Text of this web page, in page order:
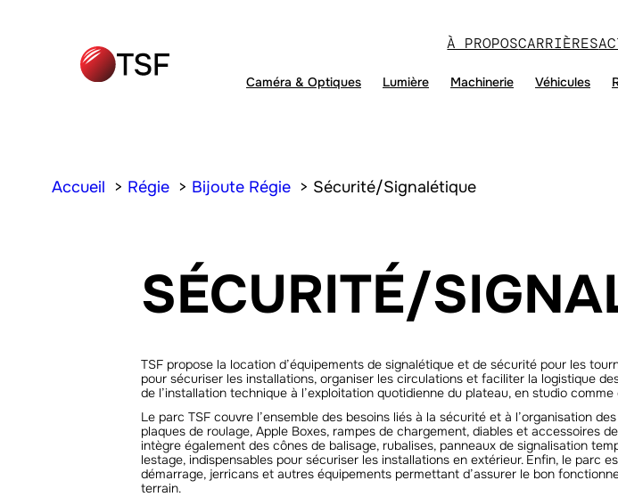
À PROPOSCARRIÈRES
Caméra & Optiques Lumière Machinerie Véhicules
Accueil Régie Bijoute Régie Sécurité/Signalétique
SÉCURITÉ/
TSF propose la location d’équipements de signalétique et de sécurité pour les
pour sécuriser les installations, organiser les circulations et faciliter la logistique
de l’installation technique à l’exploitation quotidienne du plateau, en studio comme
Le parc TSF couvre l’ensemble des besoins liés à la sécurité et à l’organisation
plaques de roulage, Apple Boxes, rampes de chargement, diables et accessoires
intègre également des cônes de balisage, rubalises, panneaux de signalisation
lestage, indispensables pour sécuriser les installations en extérieur. Enfin, le
démarrage, jerricans et autres équipements permettant d’assurer le bon
terrain.